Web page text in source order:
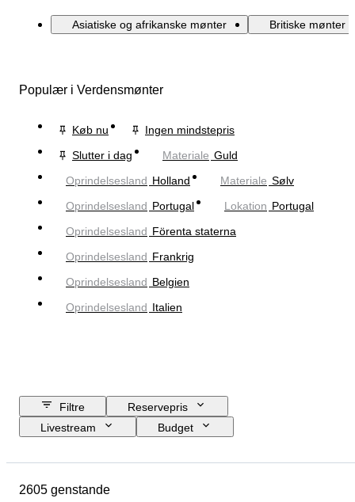
Asiatiske og afrikanske mønter Britiske mønter
Populær i Verdensmønter
Køb nu
Ingen mindstepris
Slutter i dag
Materiale Guld
Oprindelsesland Holland Materiale Sølv
Oprindelsesland Portugal Lokation Portugal
Oprindelsesland Förenta staterna
Oprindelsesland Frankrig
Oprindelsesland Belgien
Oprindelsesland Italien
Filtre
Reservepris
Livestream
Budget
Materiale
2605 genstande